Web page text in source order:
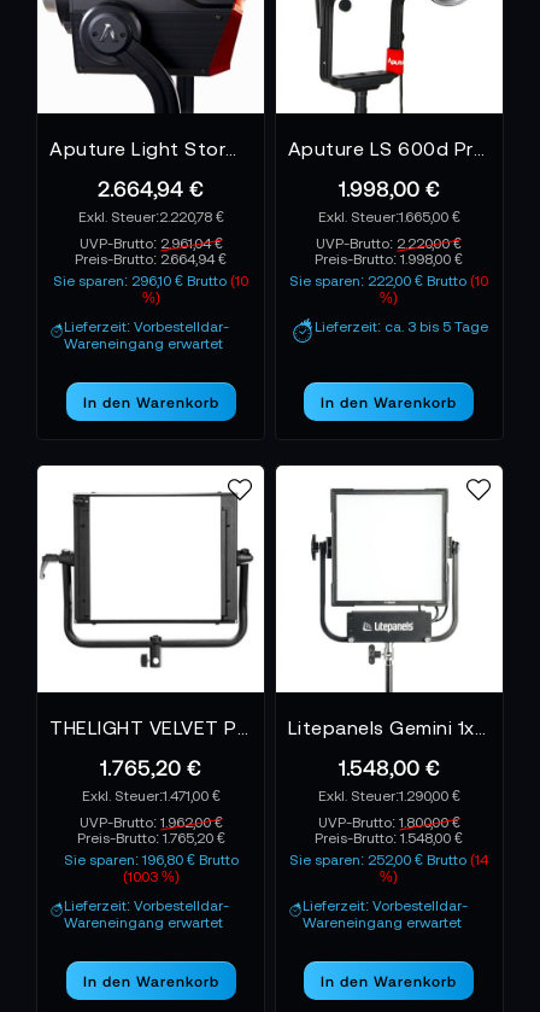
2.664,94 €
2.220,78 €
UVP-Brutto: 2.961,04 €
Preis-Brutto: 2.664,94 €
Sie sparen: 296,10 € Brutto(10
%)
Lieferzeit: Vorbestelldar-
Wareneingang erwartet
In den Warenkorb
1.998,00 €
1.665,00 €
UVP-Brutto: 2.220,00 €
Preis-Brutto:1.998,00 €
Sie sparen: 222,00 € Brutto(10
%)
Lieferzeit: ca. 3 bis 5 Tage
In den Warenkorb
1.765,20 €
1.471,00 €
UVP-Brutto: 1.962,00 €
Preis-Brutto: 1.765,20 €
Sie sparen: 196,80 € Brutto
(10.03 %)
Lieferzeit: Vorbestelldar-
Wareneingang erwartet
In den Warenkorb
1.548,00 €
1.290,00 €
UVP-Brutto: 1.800,00 €
Preis-Brutto:1.548,00 €
Sie sparen: 252,00 € Brutto(14
%)
Lieferzeit: Vorbestelldar-
Wareneingang erwartet
In den Warenkorb